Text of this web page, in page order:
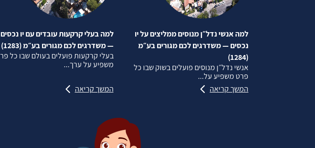
למה אנשי נדל״ן מנוסים ממליצים על יו
נכסים — משדרגים לכם מגורים בע״מ
(1284)
אנשי נדל״ן מנוסים פועלים בשוק שבו כל
פרט משפיע על...
המשך קריאה
למה בעלי קרקעות עובדים עם יו נכסים
— משדרגים לכם מגורים בע״מ (1283)
בעלי קרקעות פועלים בעולם שבו כל
משפיע על ערך...
המשך קריאה